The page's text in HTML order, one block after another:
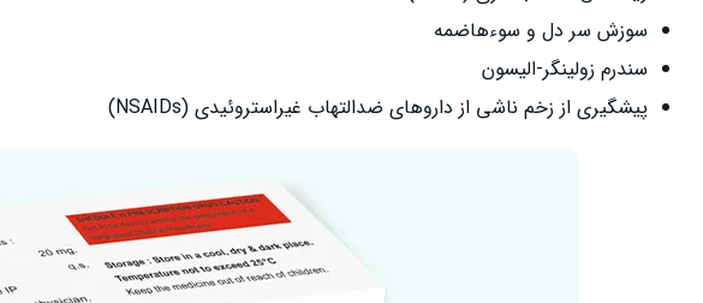
تداخل دارویی
سخن پایانی
سوزش سر دل و سوءهاضمه
سندرم زولینگر-الیسون
پیشگیری از زخم ناشی از داروهای ضدالتهاب غیراستروئیدی (NSAIDs)